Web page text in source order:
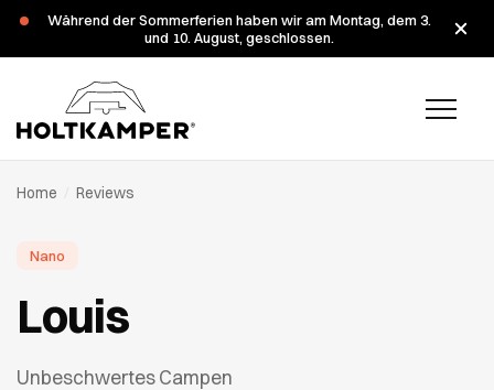
Während der Sommerferien haben wir am Montag, dem 3.
und 10. August, geschlossen.
Home Reviews
Nano
Louis
Unbeschwertes Campen